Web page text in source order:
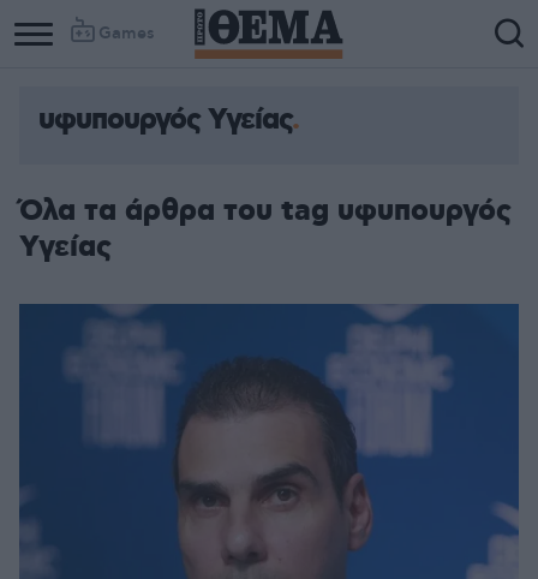
Games
υφυπουργός Υγείας
Όλα τα άρθρα του tag υφυπουργός
Υγείας